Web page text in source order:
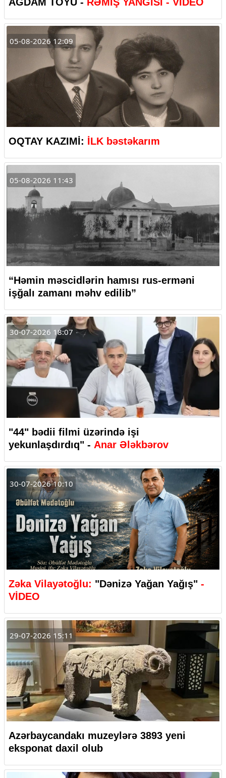
05-08-2026 12:09
OQTAY KAZIMİ: İLK bəstəkarım
05-08-2026 11:43
“Həmin məscidlərin hamısı rus-erməni
işğalı zamanı məhv edilib”
30-07-2026 18:07
"44" bədii filmi üzərində işi
yekunlaşdırdıq" - Anar Ələkbərov
30-07-2026 10:10
Zəka Vilayətoğlu: "Dənizə Yağan Yağış" -
VİDEO
29-07-2026 15:11
Azərbaycandakı muzeylərə 3893 yeni
eksponat daxil olub